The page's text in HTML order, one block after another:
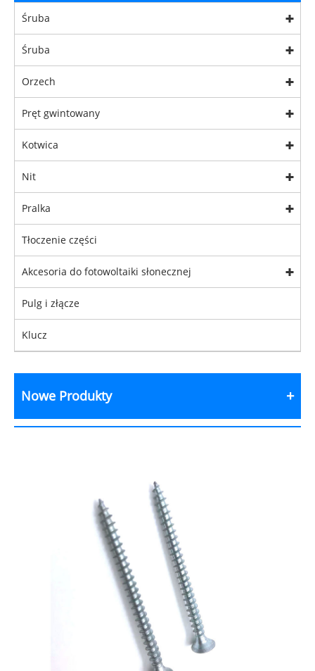
Śruba
Śruba
Orzech
Pręt gwintowany
Kotwica
Nit
Pralka
Tłoczenie części
Akcesoria do fotowoltaiki słonecznej
Pulg i złącze
Klucz
Nowe Produkty